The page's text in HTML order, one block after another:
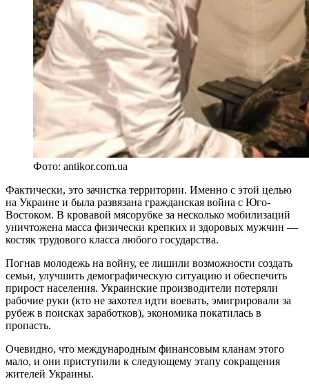
Фото: antikor.com.ua
Фактически, это зачистка территории. Именно с этой целью
на Украине и была развязана гражданская война с Юго-
Востоком. В кровавой мясорубке за несколько мобилизаций
уничтожена масса физически крепких и здоровых мужчин —
костяк трудового класса любого государства.
Погнав молодежь на войну, ее лишили возможности создать
семьи, улучшить демографическую ситуацию и обеспечить
прирост населения. Украинские производители потеряли
рабочие руки (кто не захотел идти воевать, эмигрировали за
рубеж в поисках заработков), экономика покатилась в
пропасть.
Очевидно, что международным финансовым кланам этого
мало, и они приступили к следующему этапу сокращения
жителей Украины.